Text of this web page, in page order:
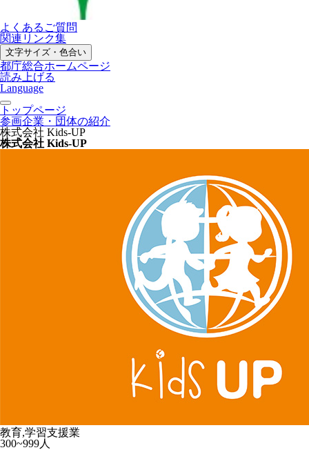
よくあるご質問
関連リンク集
文字サイズ・色合い
都庁総合ホームページ
読み上げる
Language
トップページ
参画企業・団体の紹介
株式会社 Kids-UP
株式会社 Kids-UP
教育,学習支援業
300~999人